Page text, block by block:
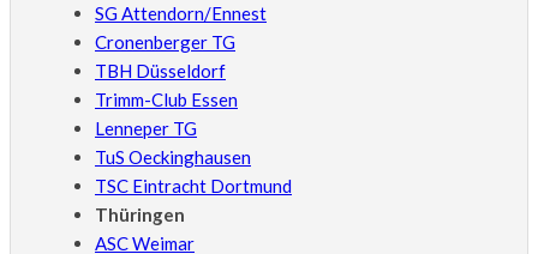
SG Attendorn/Ennest
Cronenberger TG
TBH Düsseldorf
Trimm-Club Essen
Lenneper TG
TuS Oeckinghausen
TSC Eintracht Dortmund
Thüringen
ASC Weimar